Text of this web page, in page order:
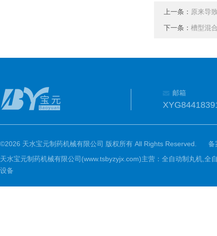
上一条： 原来导
下一条： 槽型混
邮箱
©2026 天水宝元制药机械有限公司 版权所有 All Rights Reserved.
备
天水宝元制药机械有限公司(www.tsbyzyjx.com)主营：全自动制丸机,
设备